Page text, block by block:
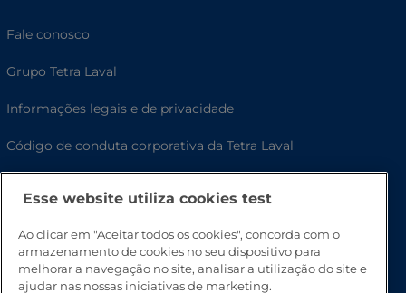
Fale conosco
Grupo Tetra Laval
Informações legais e de privacidade
Código de conduta corporativa da Tetra Laval
© Tetra Pak International S.A.
Esse website utiliza cookies test
Ao clicar em "Aceitar todos os cookies", concorda com o
armazenamento de cookies no seu dispositivo para
melhorar a navegação no site, analisar a utilização do site e
ajudar nas nossas iniciativas de marketing.